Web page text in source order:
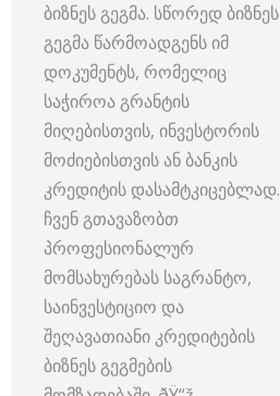
ბიზნეს გეგმა. სწორედ ბიზნეს
გეგმა წარმოადგენს იმ
დოკუმენტს, რომელიც
საჭიროა გრანტის
მიღებისთვის, ინვესტორის
მოძიებისთვის ან ბანკის
კრედიტის დასამტკიცებლად.
ჩვენ გთავაზობთ
პროფესიონალურ
მომსახურებას საგრანტო,
საინვესტიციო და
შეღავათიანი კრედიტების
ბიზნეს გეგმების